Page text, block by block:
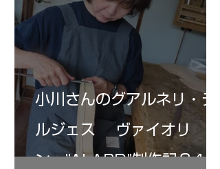
小川さんのグアルネリ・デ
ルジェス ヴァイオリ
ン ”ALARD"制作記３4